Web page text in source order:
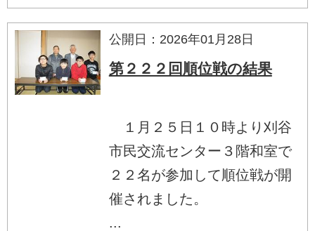
公開日：2026年01月28日
第２２２回順位戦の結果
１月２５日１０時より刈谷
市民交流センター３階和室で
２２名が参加して順位戦が開
催されました。
...